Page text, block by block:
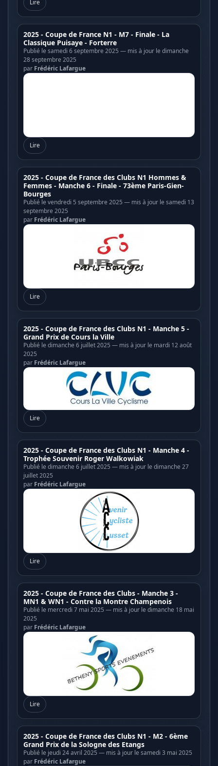
Lire
2025 - Coupe de France N1 - M7 - Finale - La
Classique Puisaye - Forterre
Publié le samedi 6 septembre 2025 — mis à jour le dimanche
28 septembre 2025
par Frédéric Lafargue
Lire
2025 - Coupe de France des Clubs N1 Hommes &
Femmes - Manche 6 - Finale - 73ème Paris-Gien-
Bourges
Publié le vendredi 5 septembre 2025 — mis à jour le samedi 13
septembre 2025
par Frédéric Lafargue
Lire
2025 - Coupe de France des Clubs N1 - Manche 5 -
Grand Prix de Cours la Ville
Publié le dimanche 6 juillet 2025 — mis à jour le mardi 12 août
2025
par Frédéric Lafargue
Lire
2025 - Coupe de France des Clubs N1 - Manche 4 -
Trophée Souvenir Roger Walkowiak
Publié le dimanche 6 juillet 2025 — mis à jour le dimanche 27
juillet 2025
par Frédéric Lafargue
Lire
2025 - Coupe de France des Clubs - Manche 3 -
MN1 & WN1 - Contre la Montre Champenois
Publié le mercredi 7 mai 2025 — mis à jour le dimanche 18 mai
2025
par Frédéric Lafargue
Lire
2025 - Coupe de France des Clubs N1 - M2 - 6ème
Grand Prix de la Sologne des Etangs
Publié le jeudi 24 avril 2025 — mis à jour le samedi 3 mai 2025
par Frédéric Lafargue